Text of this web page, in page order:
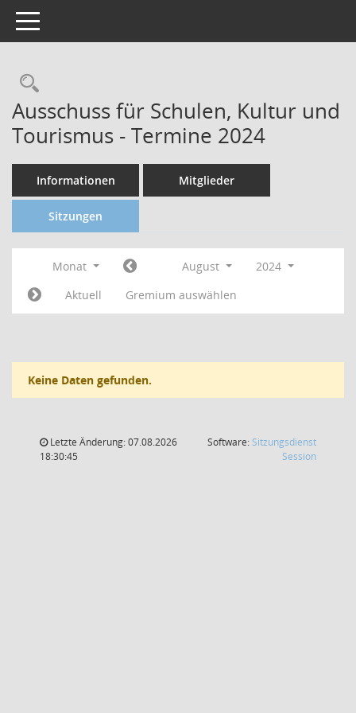
Toggle navigation
Ausschuss für Schulen, Kultur und
Tourismus - Termine 2024
Informationen Mitglieder
Sitzungen
Monat August
2024
Aktuell
Gremium auswählen
Keine Daten gefunden.
Letzte Änderung: 07.08.2026
18:30:45
Software: Sitzungsdienst
Session(Wird in